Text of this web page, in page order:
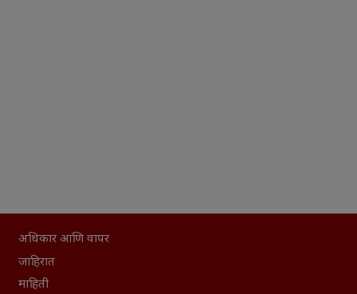
अधिकार आणि वापर
जाहिरात
माहिती